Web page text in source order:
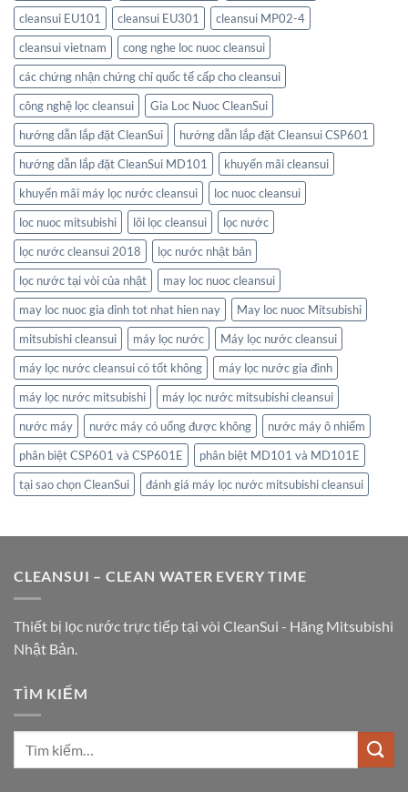
cleansui EU101
cleansui EU301
cleansui MP02-4
cleansui vietnam
cong nghe loc nuoc cleansui
các chứng nhận chứng chỉ quốc tế cấp cho cleansui
công nghệ lọc cleansui
Gia Loc Nuoc CleanSui
hướng dẫn lắp đặt CleanSui
hướng dẫn lắp đặt Cleansui CSP601
hướng dẫn lắp đặt CleanSui MD101
khuyến mãi cleansui
khuyến mãi máy lọc nước cleansui
loc nuoc cleansui
loc nuoc mitsubishi
lõi lọc cleansui
lọc nước
lọc nước cleansui 2018
lọc nước nhật bản
lọc nước tại vòi của nhật
may loc nuoc cleansui
may loc nuoc gia dinh tot nhat hien nay
May loc nuoc Mitsubishi
mitsubishi cleansui
máy lọc nước
Máy lọc nước cleansui
máy lọc nước cleansui có tốt không
máy lọc nước gia đình
máy lọc nước mitsubishi
máy lọc nước mitsubishi cleansui
nước máy
nước máy có uống được không
nước máy ô nhiểm
phân biệt CSP601 và CSP601E
phân biệt MD101 và MD101E
tại sao chọn CleanSui
đánh giá máy lọc nước mitsubishi cleansui
CLEANSUI – CLEAN WATER EVERY TIME
Thiết bị lọc nước trực tiếp tại vòi CleanSui - Hãng Mitsubishi
Nhật Bản.
TÌM KIẾM